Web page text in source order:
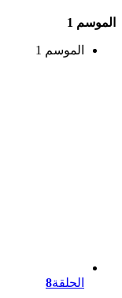
الموسم 1
الموسم 1
الحلقة8